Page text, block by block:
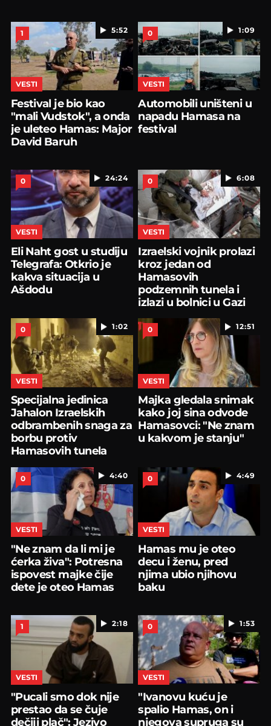
5:52
1
VESTI
Festival je bio kao
"mali Vudstok", a onda
je uleteo Hamas: Major
David Baruh
1:09
0
VESTI
Automobili uništeni u
napadu Hamasa na
festival
24:24
0
VESTI
Eli Naht gost u studiju
Telegrafa: Otkrio je
kakva situacija u
Ašdodu
6:08
0
VESTI
Izraelski vojnik prolazi
kroz jedan od
Hamasovih
podzemnih tunela i
izlazi u bolnici u Gazi
1:02
0
VESTI
Specijalna jedinica
Jahalon Izraelskih
odbrambenih snaga za
borbu protiv
Hamasovih tunela
12:51
0
VESTI
Majka gledala snimak
kako joj sina odvode
Hamasovci: "Ne znam
u kakvom je stanju"
4:40
0
VESTI
"Ne znam da li mi je
ćerka živa": Potresna
ispovest majke čije
dete je oteo Hamas
4:49
0
VESTI
Hamas mu je oteo
decu i ženu, pred
njima ubio njihovu
baku
2:18
1
VESTI
"Pucali smo dok nije
prestao da se čuje
dečiji plač": Jezivo
1:53
0
VESTI
"Ivanovu kuću je
spalio Hamas, on i
njegova supruga su